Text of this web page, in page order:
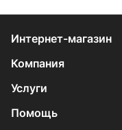
Интернет-магазин
Компания
Услуги
Помощь